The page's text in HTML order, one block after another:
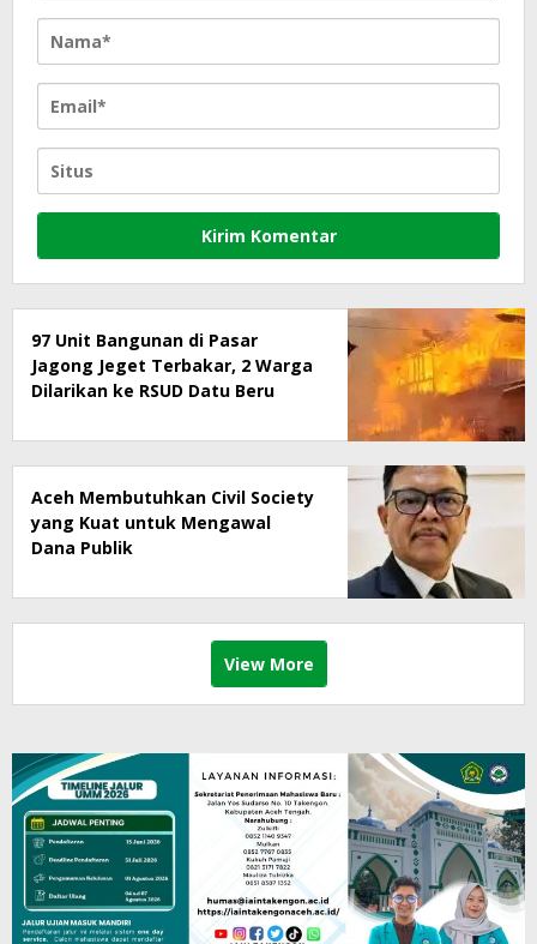
97 Unit Bangunan di Pasar
Jagong Jeget Terbakar, 2 Warga
Dilarikan ke RSUD Datu Beru
Aceh Membutuhkan Civil Society
yang Kuat untuk Mengawal
Dana Publik
View More